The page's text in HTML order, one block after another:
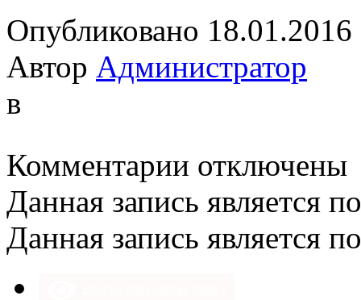
Опубликовано 18.01.2016
Автор Администратор
в
Комментарии записи
отключены
Данная запись является
Данная запись является